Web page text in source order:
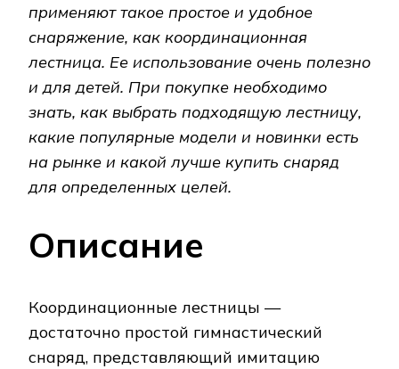
применяют такое простое и удобное
снаряжение, как координационная
лестница. Ее использование очень полезно
и для детей. При покупке необходимо
знать, как выбрать подходящую лестницу,
какие популярные модели и новинки есть
на рынке и какой лучше купить снаряд
для определенных целей.
Описание
Координационные лестницы —
достаточно простой гимнастический
снаряд, представляющий имитацию